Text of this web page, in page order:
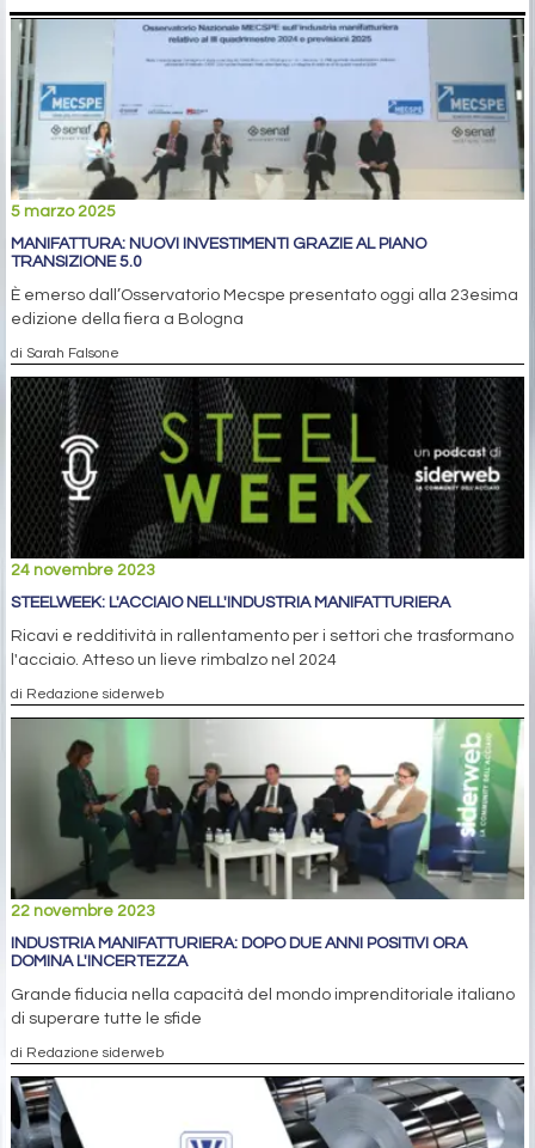
5 marzo 2025
MANIFATTURA: NUOVI INVESTIMENTI GRAZIE AL PIANO
TRANSIZIONE 5.0
È emerso dall’Osservatorio Mecspe presentato oggi alla 23esima
edizione della fiera a Bologna
di Sarah Falsone
24 novembre 2023
STEELWEEK: L'ACCIAIO NELL'INDUSTRIA MANIFATTURIERA
Ricavi e redditività in rallentamento per i settori che trasformano
l'acciaio. Atteso un lieve rimbalzo nel 2024
di Redazione siderweb
22 novembre 2023
INDUSTRIA MANIFATTURIERA: DOPO DUE ANNI POSITIVI ORA
DOMINA L'INCERTEZZA
Grande fiducia nella capacità del mondo imprenditoriale italiano
di superare tutte le sfide
di Redazione siderweb